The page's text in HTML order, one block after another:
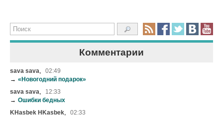
Комментарии
sava sava, 02:49
→ «Новогодний подарок»
sava sava,
12:33
→ Ошибки бедных
KHasbek HKasbek, 02:33